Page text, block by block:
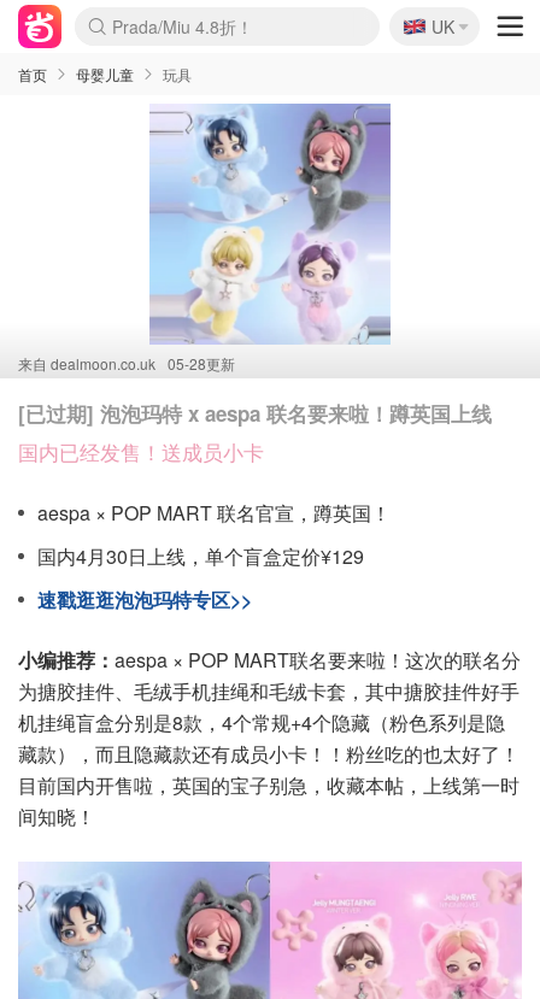
麦卢卡蜂蜜夏促！个位数！
Prada/Miu 4.8折！
啥？必胜客披萨5折！
🇬🇧
UK
首页 母婴儿童 玩具
来自 dealmoon.co.uk 05-28更新
[已过期] 泡泡玛特 x aespa 联名要来啦！蹲英国上线
国内已经发售！送成员小卡
aespa × POP MART 联名官宣，蹲英国！
国内4月30日上线，单个盲盒定价¥129
速戳逛逛泡泡玛特专区>>
小编推荐： aespa × POP MART联名要来啦！这次的联名分
为搪胶挂件、毛绒手机挂绳和毛绒卡套，其中搪胶挂件好手
机挂绳盲盒分别是8款，4个常规+4个隐藏（粉色系列是隐
藏款），而且隐藏款还有成员小卡！！粉丝吃的也太好了！
目前国内开售啦，英国的宝子别急，收藏本帖，上线第一时
间知晓！